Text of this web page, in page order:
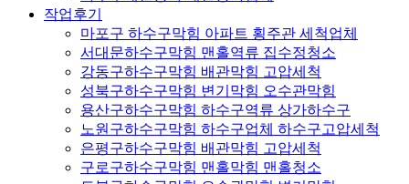
작업후기
마포구 하수구막힘 아파트 횡주관 세척업체
서대문하수구막힘 맨홀역류 집수정청소
강동구하수구막힘 배관막힘 고압세척
성북구하수구막힘 변기막힘 오수관막힘
용산구하수구막힘 하수구역류 상가하수구
노원구하수구막힘 하수구업체 하수구고압세척
은평구하수구막힘 배관막힘 고압세척
구로구하수구막힘 맨홀막힘 맨홀청소